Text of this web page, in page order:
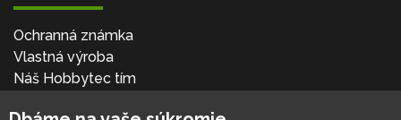
Ochranná známka
Vlastná výroba
Náš Hobbytec tím